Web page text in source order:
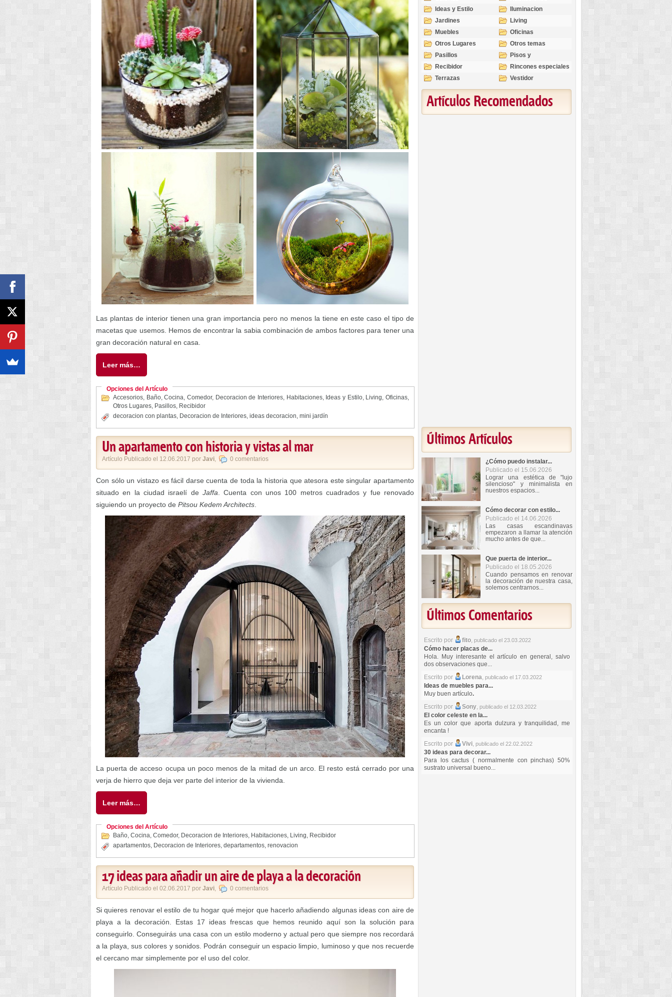
Las plantas de interior tienen una gran importancia pero no menos la tiene en este caso el tipo de
macetas que usemos. Hemos de encontrar la sabia combinación de ambos factores para tener una
gran decoración natural en casa.
Leer más…
Opciones del Artículo
Accesorios, Baño,Cocina,Comedor, Decoracion de Interiores, Habitaciones, Ideas y Estilo, Living,Oficinas,
Otros Lugares, Pasillos, Recibidor
decoracion con plantas, Decoracion de Interiores, ideas decoracion, mini jardín
Un apartamento con historia y vistas al mar
Artículo Publicado el 12.06.2017 por Javi, 0 comentarios
Con sólo un vistazo es fácil darse cuenta de toda la historia que atesora este singular apartamento
situado en la ciudad israelí de Jaffa . Cuenta con unos 100 metros cuadrados y fue renovado
siguiendo un proyecto de Pitsou Kedem Architects
La puerta de acceso ocupa un poco menos de la mitad de un arco. El resto está cerrado por una
verja de hierro que deja ver parte del interior de la vivienda.
Leer más…
Opciones del Artículo
Baño, Cocina, Comedor, Decoracion de Interiores, Habitaciones, Living, Recibidor
apartamentos, Decoracion de Interiores, departamentos, renovacion
17 ideas para añadir un aire de playa a la decoración
Artículo Publicado el 02.06.2017 por Javi, 0 comentarios
Si quieres renovar el estilo de tu hogar qué mejor que hacerlo añadiendo algunas ideas con aire de
playa a la decoración. Estas 17 ideas frescas que hemos reunido aquí son la solución para
conseguirlo. Conseguirás una casa con un estilo moderno y actual pero que siempre nos recordará
a la playa, sus colores y sonidos. Podrán conseguir un espacio limpio, luminoso y que nos recuerde
el cercano mar simplemente por el uso del color.
Ideas y Estilo
Iluminacion
Jardines
Living
Muebles
Oficinas
Otros Lugares
Otros temas
Pasillos
Pisos y
revestimientos
Recibidor
Rincones especiales
Terrazas
Vestidor
Artículos Recomendados
Últimos Artículos
¿Cómo puedo instalar...
Publicado el 15.06.2026
Lograr una estética de "lujo
silencioso" y minimalista en
nuestros espacios...
Cómo decorar con estilo...
Publicado el 14.06.2026
Las casas escandinavas
empezaron a llamar la atención
mucho antes de que...
Que puerta de interior...
Publicado el 18.05.2026
Cuando pensamos en renovar
la decoración de nuestra casa,
solemos centrarnos...
Últimos Comentarios
Escrito por fito, publicado el 23.03.2022
Cómo hacer placas de...
Hola. Muy interesante el artículo en general, salvo
dos observaciones que...
Escrito por
Lorena, publicado el 17.03.2022
Ideas de muebles para...
Muy buen artículo.
Escrito por
Sony, publicado el 12.03.2022
El color celeste en la...
Es un color que aporta dulzura y tranquilidad, me
encanta !
Escrito por
Vivi, publicado el 22.02.2022
30 ideas para decorar...
Para los cactus ( normalmente con pinchas) 50%
sustrato universal bueno...